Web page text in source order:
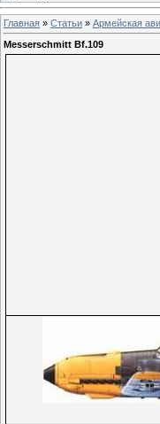
Главная » Статьи » Армейская
Messerschmitt Bf.109